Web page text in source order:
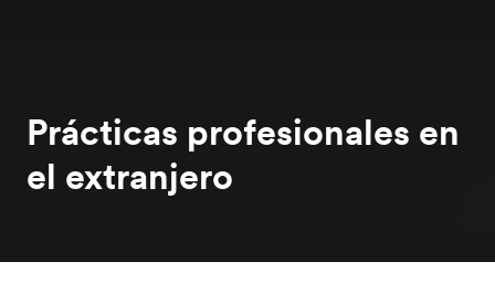
Prácticas profesionales en
el extranjero